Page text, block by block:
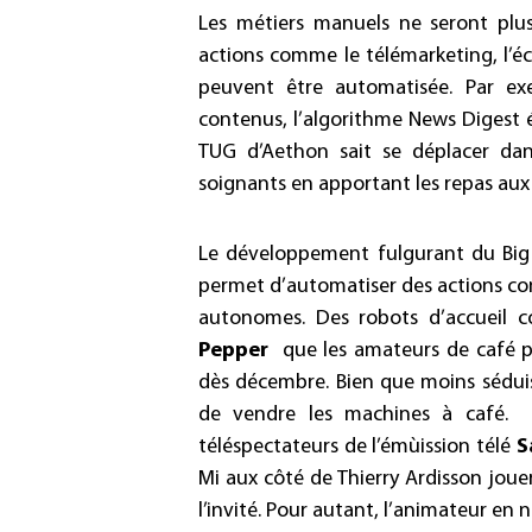
Les métiers manuels ne seront
actions comme le télémarketing,
peuvent être automatisée. Par
contenus, l’algorithme News
TUG d’Aethon sait se déplacer
soignants en apportant les repas
Le développement fulgurant du
permet d’automatiser des actions
autonomes. Des robots d’accueil
Pepper que les amateurs de café
dès décembre. Bien que moins
de vendre les machines à café.
téléspectateurs de l’émùission télé
Mi aux côté de Thierry Ardisson
l’invité. Pour autant, l’animateur en